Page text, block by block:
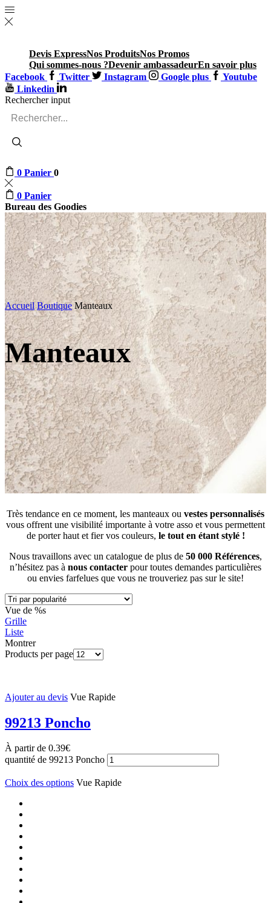
Devis ExpressNos ProduitsNos Promos
Qui sommes-nous ?Devenir ambassadeurEn savoir plus
Facebook
Twitter Instagram Google plus
Youtube
Linkedin
Rechercher input
0 Panier 0
0 Panier
Bureau des Goodies
Accueil Boutique Manteaux
Manteaux
Très tendance en ce moment, les manteaux ou vestes personnalisés
vous offrent une visibilité importante à votre asso et vous permettent
de porter haut et fier vos couleurs, le tout en étant stylé !
Nous travaillons avec un catalogue de plus de 50 000 Références,
n’hésitez pas à nous contacter pour toutes demandes particulières
ou envies farfelues que vous ne trouveriez pas sur le site!
Vue de %s
Grille
Liste
Montrer
Products per page
Ajouter au devis Vue Rapide
99213 Poncho
À partir de 0.39€
quantité de 99213 Poncho
Choix des options Vue Rapide